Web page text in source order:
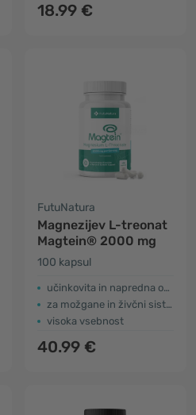
18.99 €
FutuNatura
Magnezijev L-treonat
Magtein® 2000 mg
100 kapsul
učinkovita in napredna oblika
za možgane in živčni sistem
visoka vsebnost
40.99 €